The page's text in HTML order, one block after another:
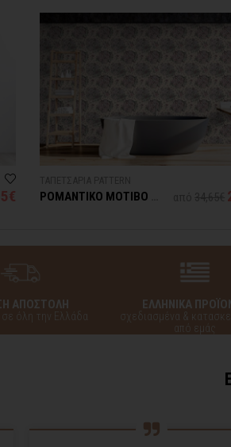
ΡΟΜΑΝΤΙΚΟ ΜΟΤΙΒΟ ΜΕ
ΑΠΟΣΤΟΛΗ
σε όλη την Ελλάδα
ΕΛΛΗΝΙΚΑ
σχεδιασμένα &
από εμάς